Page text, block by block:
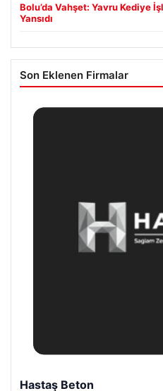
Bolu’da Vahşet: Yavru Kediye
Yansıdı
Son Eklenen Firmalar
Hastaş Beton